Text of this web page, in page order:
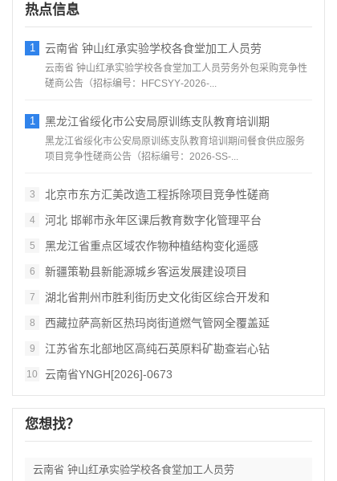
热点信息
1 云南省 钟山红承实验学校各食堂加工人员劳
云南省 钟山红承实验学校各食堂加工人员劳务外包采购竞争性
磋商公告（招标编号：HFCSYY‑2026‑...
1 黑龙江省绥化市公安局原训练支队教育培训期
黑龙江省绥化市公安局原训练支队教育培训期间餐食供应服务
项目竞争性磋商公告（招标编号：2026‑SS‑...
3 北京市东方汇美改造工程拆除项目竞争性磋商
4 河北 邯郸市永年区课后教育数字化管理平台
5 黑龙江省重点区域农作物种植结构变化遥感
6 新疆策勒县新能源城乡客运发展建设项目
7 湖北省荆州市胜利街历史文化街区综合开发和
8 西藏拉萨高新区热玛岗街道燃气管网全覆盖延
9 江苏省东北部地区高纯石英原料矿勘查岩心钻
10 云南省YNGH[2026]-0673
您想找？
云南省 钟山红承实验学校各食堂加工人员劳